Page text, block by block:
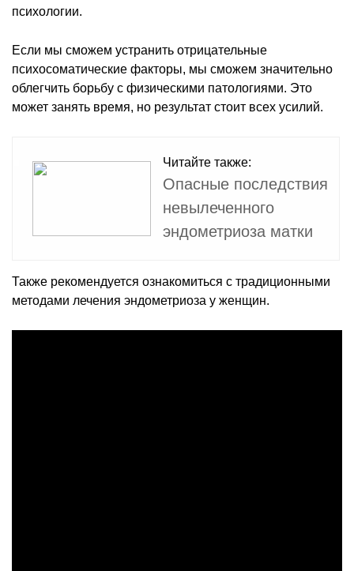
психологии.
Если мы сможем устранить отрицательные
психосоматические факторы, мы сможем значительно
облегчить борьбу с физическими патологиями. Это
может занять время, но результат стоит всех усилий.
Читайте также:
Опасные последствия
невылеченного
эндометриоза матки
Также рекомендуется ознакомиться с традиционными
методами лечения эндометриоза у женщин.